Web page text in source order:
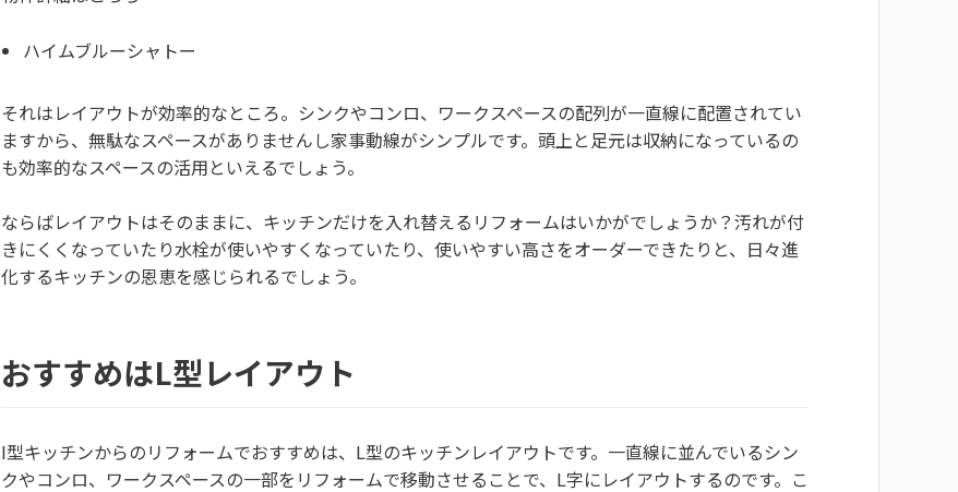
ハイムブルーシャトー
それはレイアウトが効率的なところ。シンクやコンロ、ワークスペースの配列が一直線に配置されてい
ますから、無駄なスペースがありませんし家事動線がシンプルです。頭上と足元は収納になっているの
も効率的なスペースの活用といえるでしょう。
ならばレイアウトはそのままに、キッチンだけを入れ替えるリフォームはいかがでしょうか？汚れが付
きにくくなっていたり水栓が使いやすくなっていたり、使いやすい高さをオーダーできたりと、日々進
化するキッチンの恩恵を感じられるでしょう。
おすすめはL型レイアウト
I型キッチンからのリフォームでおすすめは、L型のキッチンレイアウトです。一直線に並んでいるシン
クやコンロ、ワークスペースの一部をリフォームで移動させることで、L字にレイアウトするのです。こ